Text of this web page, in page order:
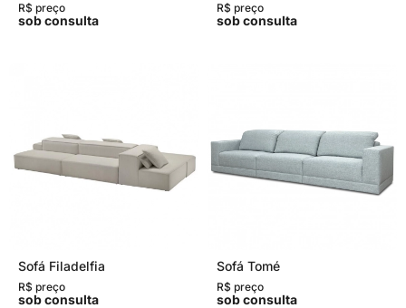
R$ preço
sob consulta
R$ preço
sob consulta
Sofá Filadelfia
R$ preço
sob consulta
Sofá Tomé
R$ preço
sob consulta